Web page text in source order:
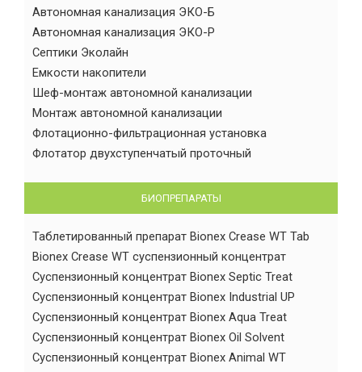
Автономная канализация ЭКО-Б
Автономная канализация ЭКО-Р
Септики Эколайн
Емкости накопители
Шеф-монтаж автономной канализации
Монтаж автономной канализации
Флотационно-фильтрационная установка
Флотатор двухступенчатый проточный
БИОПРЕПАРАТЫ
Таблетированный препарат Bionex Crease WT Tab
Bionex Crease WT суспензионный концентрат
Суспензионный концентрат Bionex Septic Treat
Суспензионный концентрат Bionex Industrial UP
Суспензионный концентрат Bionex Aqua Treat
Суспензионный концентрат Bionex Oil Solvent
Суспензионный концентрат Bionex Animal WT